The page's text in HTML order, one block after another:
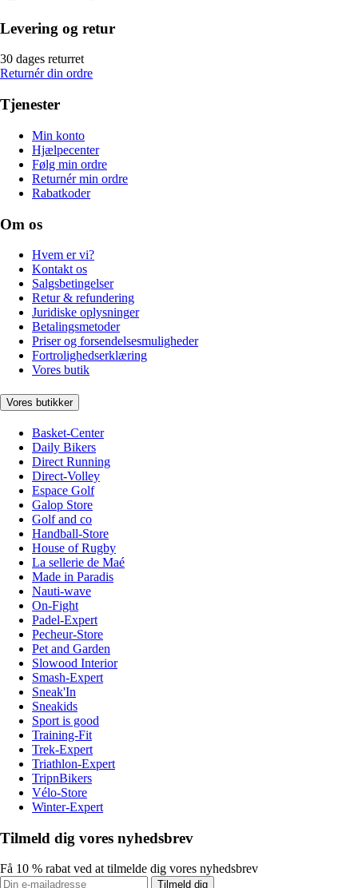
Levering og retur
30 dages returret
Returnér din ordre
Tjenester
Min konto
Hjælpecenter
Følg min ordre
Returnér min ordre
Rabatkoder
Om os
Hvem er vi?
Kontakt os
Salgsbetingelser
Retur & refundering
Juridiske oplysninger
Betalingsmetoder
Priser og forsendelsesmuligheder
Fortrolighedserklæring
Vores butik
Vores butikker
Basket-Center
Daily Bikers
Direct Running
Direct-Volley
Espace Golf
Galop Store
Golf and co
Handball-Store
House of Rugby
La sellerie de Maé
Made in Paradis
Nauti-wave
On-Fight
Padel-Expert
Pecheur-Store
Pet and Garden
Slowood Interior
Smash-Expert
Sneak'In
Sneakids
Sport is good
Training-Fit
Trek-Expert
Triathlon-Expert
TripnBikers
Vélo-Store
Winter-Expert
Tilmeld dig vores nyhedsbrev
Få 10 % rabat ved at tilmelde dig vores nyhedsbrev
Tilmeld dig